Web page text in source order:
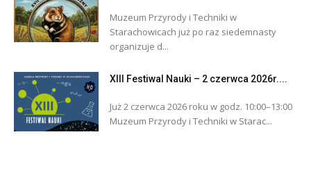
Muzeum Przyrody i Techniki w
Starachowicach już po raz siedemnasty
organizuje d...
XIII Festiwal Nauki – 2 czerwca 2026r....
Już 2 czerwca 2026 roku w godz. 10:00–13:00
Muzeum Przyrody i Techniki w Starac...